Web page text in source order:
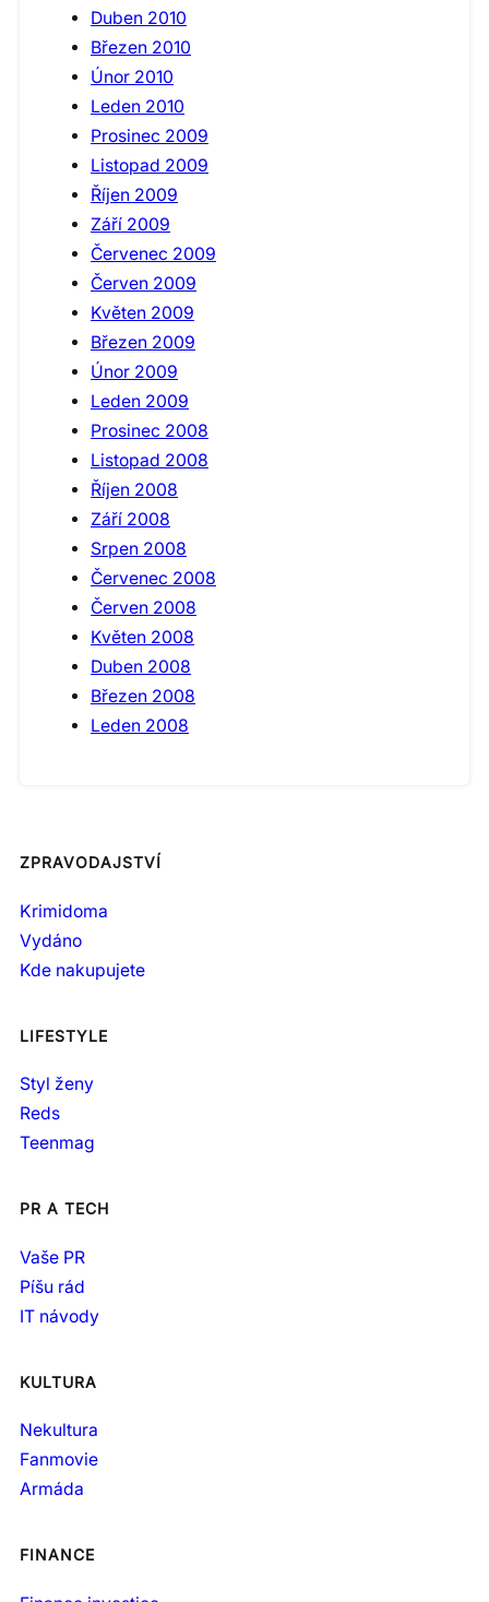
Duben 2010
Březen 2010
Únor 2010
Leden 2010
Prosinec 2009
Listopad 2009
Říjen 2009
Září 2009
Červenec 2009
Červen 2009
Květen 2009
Březen 2009
Únor 2009
Leden 2009
Prosinec 2008
Listopad 2008
Říjen 2008
Září 2008
Srpen 2008
Červenec 2008
Červen 2008
Květen 2008
Duben 2008
Březen 2008
Leden 2008
ZPRAVODAJSTVÍ
Krimidoma
Vydáno
Kde nakupujete
LIFESTYLE
Styl ženy
Reds
Teenmag
PR A TECH
Vaše PR
Píšu rád
IT návody
KULTURA
Nekultura
Fanmovie
Armáda
FINANCE